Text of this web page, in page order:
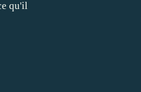
qu'il